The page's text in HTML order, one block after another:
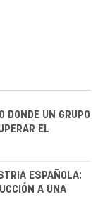
DONDE UN GRUPO
EL
ESPAÑOLA:
A UNA